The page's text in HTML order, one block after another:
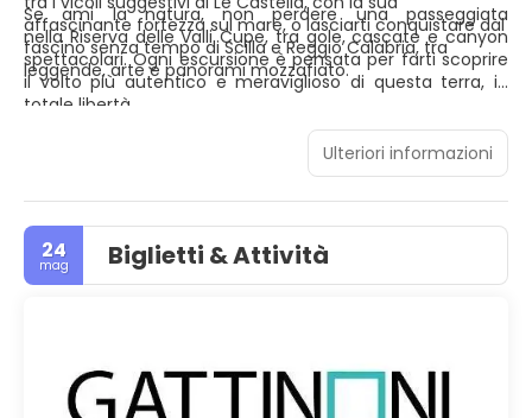
affascinante fortezza sul mare, o lasciarti conquistare dal
fascino senza tempo di Scilla e Reggio Calabria, tra
leggende, arte e panorami mozzafiato.
Se ami la natura, non perdere una passeggiata
nella Riserva delle Valli Cupe, tra gole, cascate e canyon
spettacolari. Ogni escursione è pensata per farti scoprire
il volto più autentico e meraviglioso di questa terra, in
totale libertà.
Ulteriori informazioni
24
mag Biglietti & Attività